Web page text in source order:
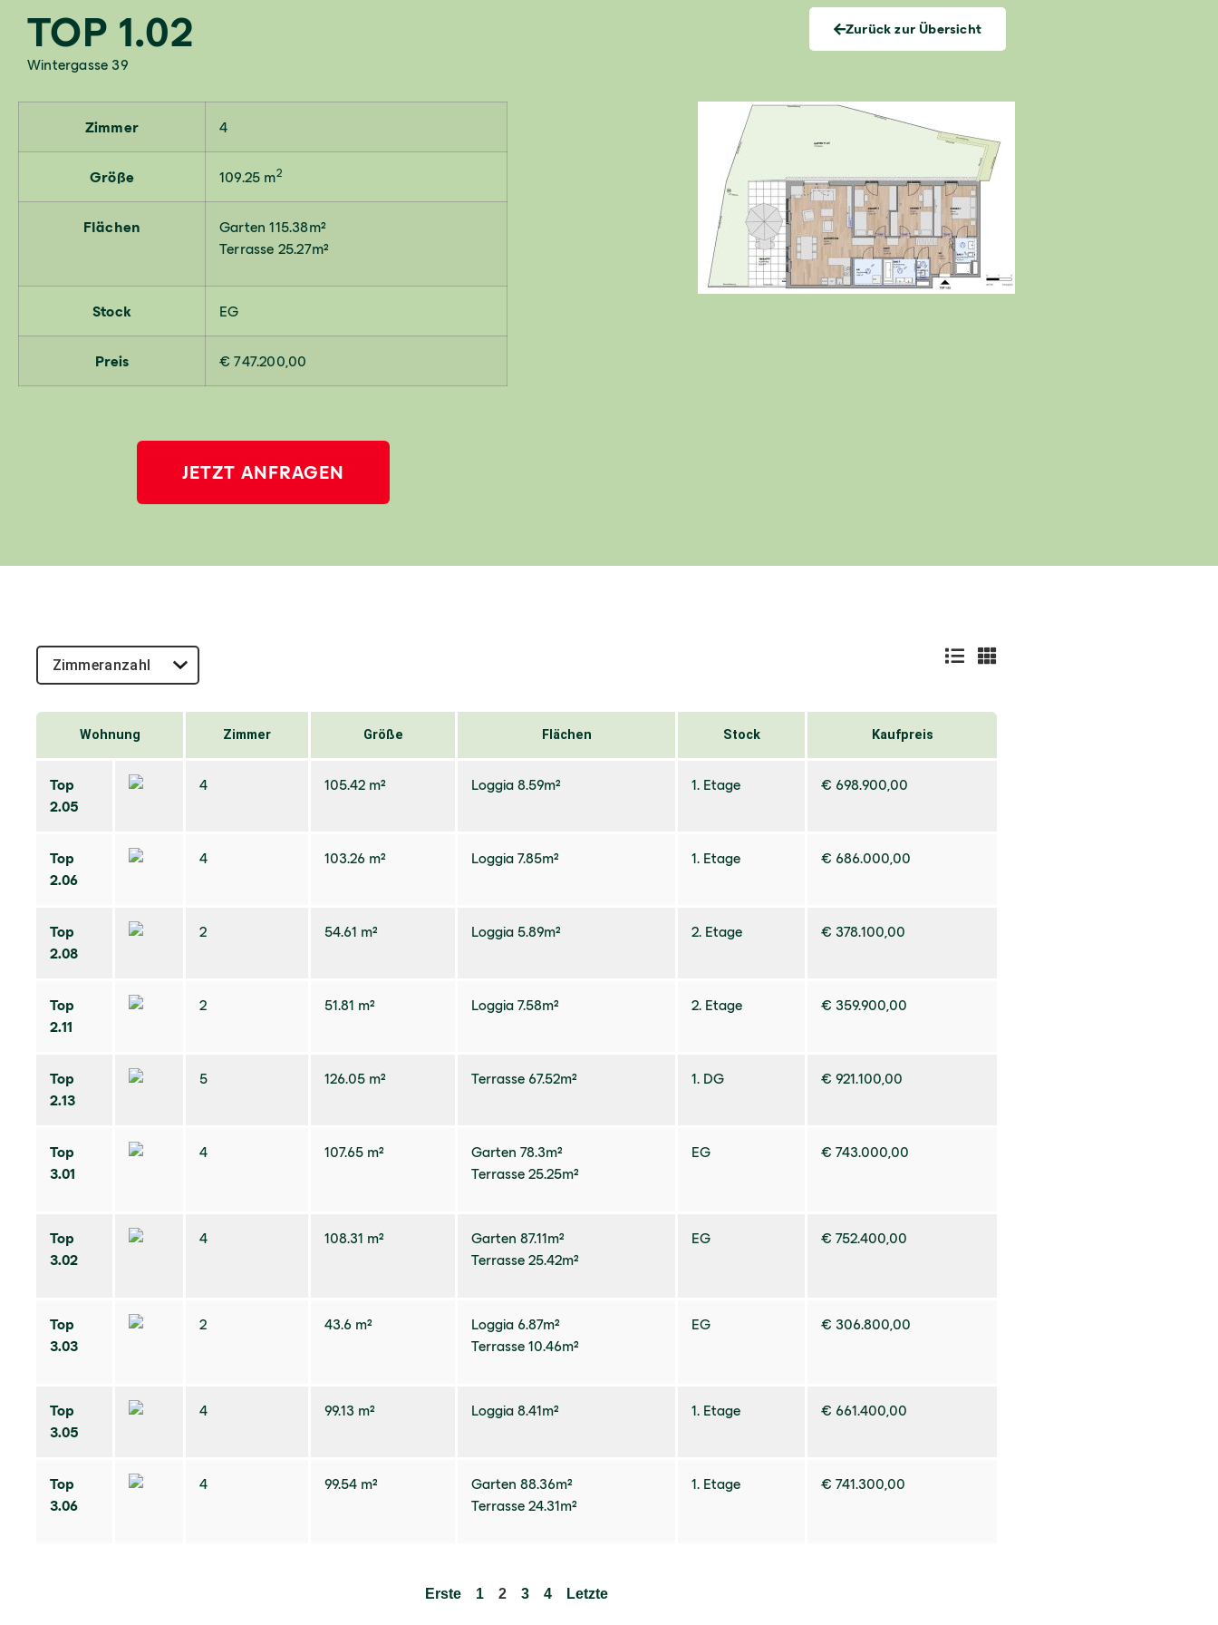
TOP 1.02
Wintergasse 39
Zurück zur Übersicht
Zimmer 4
Größe 109.25 m2
Flächen
Garten 115.38m²
Terrasse 25.27m²
Stock EG
Preis € 747.200,00
JETZT ANFRAGEN
Wohnung Zimmer Größe Flächen Stock Kaufpreis
Top
2.05
4 105.42 m² Loggia 8.59m² 1. Etage € 698.900,00
Top
2.06
4 103.26 m² Loggia 7.85m² 1. Etage € 686.000,00
Top
2.08
2 54.61 m² Loggia 5.89m² 2. Etage € 378.100,00
Top
2.11
2 51.81 m² Loggia 7.58m² 2. Etage € 359.900,00
Top
2.13
5 126.05 m² Terrasse 67.52m² 1. DG € 921.100,00
Top
3.01
4 107.65 m²
Garten 78.3m²
Terrasse 25.25m²
EG € 743.000,00
Top
3.02
4 108.31 m²
Garten 87.11m²
Terrasse 25.42m²
EG € 752.400,00
Top
3.03
2 43.6 m²
Loggia 6.87m²
Terrasse 10.46m²
EG € 306.800,00
Top
3.05
4 99.13 m² Loggia 8.41m² 1. Etage € 661.400,00
Top
3.06
4 99.54 m²
Garten 88.36m²
Terrasse 24.31m²
1. Etage € 741.300,00
Erste 1 2 3 4 Letzte